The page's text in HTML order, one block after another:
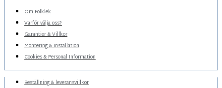
Om Folklek
Varför välja oss?
Garantier & Villkor
Montering & installation
Cookies & Personal Information
Beställning & leveransvillkor